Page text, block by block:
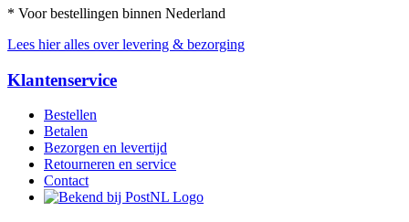
* Voor bestellingen binnen Nederland
Lees hier alles over levering & bezorging
Klantenservice
Bestellen
Betalen
Bezorgen en levertijd
Retourneren en service
Contact